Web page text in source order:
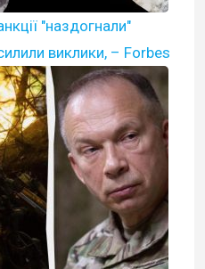
"наздогнали"
виклики, – Forbes